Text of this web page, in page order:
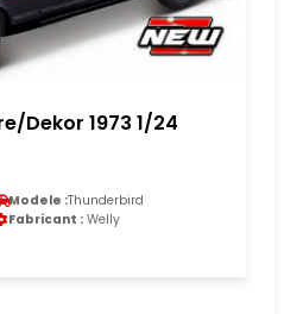
Dekor 1973 1/24
Modele :Thunderbird
Fabricant : Welly